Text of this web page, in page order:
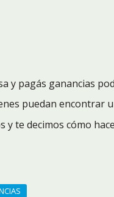
y pagás ganancias
puedan
y te decimos cómo